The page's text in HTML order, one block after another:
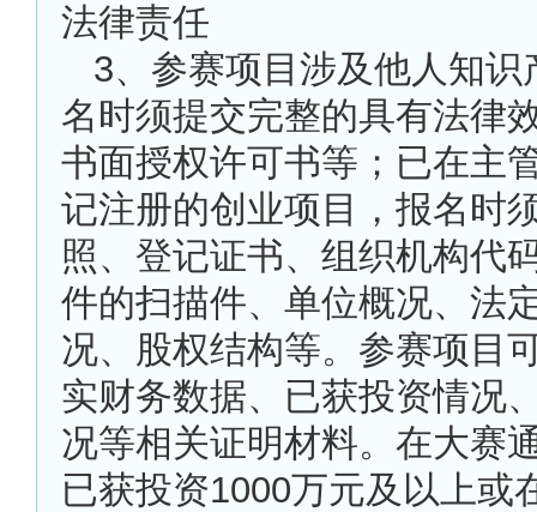
法律责任
3、参赛项目涉及他人知识
名时须提交完整的具有法律
书面授权许可书等；已在主
记注册的创业项目，报名时
照、登记证书、组织机构代
件的扫描件、单位概况、法
况、股权结构等。参赛项目
实财务数据、已获投资情况
况等相关证明材料。在大赛
已获投资1000万元及以上或